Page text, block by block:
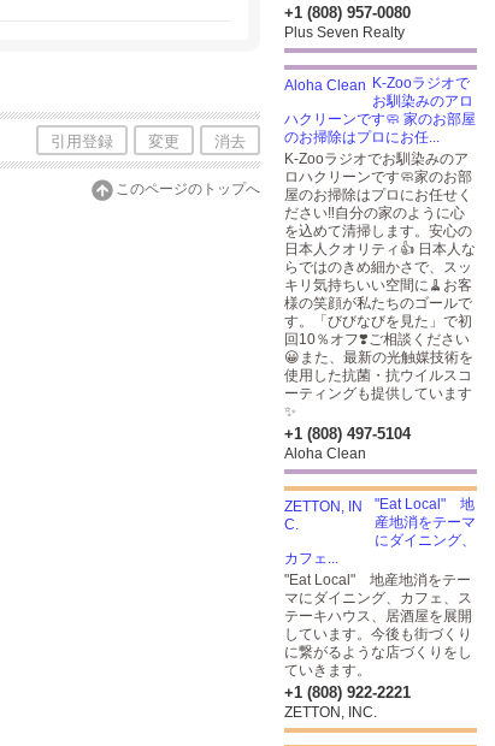
引用登録 変更 消去
このページのトップへ
+1 (808) 957-0080
Plus Seven Realty
K-Zooラジオで
お馴染みのアロ
ハクリーンです🧼 家のお部屋
のお掃除はプロにお任...
K-Zooラジオでお馴染みのア
ロハクリーンです🧼家のお部
屋のお掃除はプロにお任せく
ださい‼️自分の家のように心
を込めて清掃します。安心の
日本人クオリティ👍 日本人な
らではのきめ細かさで、スッ
キリ気持ちいい空間に🧹お客
様の笑顔が私たちのゴールで
す。「びびなびを見た」で初
回10％オフ❣️ご相談ください
😀また、最新の光触媒技術を
使用した抗菌・抗ウイルスコ
ーティングも提供しています
✨
+1 (808) 497-5104
Aloha Clean
"Eat Local" 地
産地消をテーマ
にダイニング、
カフェ...
"Eat Local" 地産地消をテー
マにダイニング、カフェ、ス
テーキハウス、居酒屋を展開
しています。今後も街づくり
に繋がるような店づくりをし
ていきます。
+1 (808) 922-2221
ZETTON, INC.